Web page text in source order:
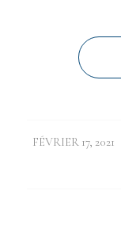
FÉVRIER 17, 2021
/